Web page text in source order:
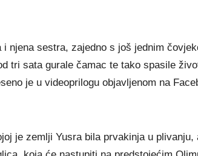
i njena sestra, zajedno s još jednim
tri sata gurale čamac te tako spasile
je u videoprilogu objavljenom na
je zemlji Yusra bila prvakinja u